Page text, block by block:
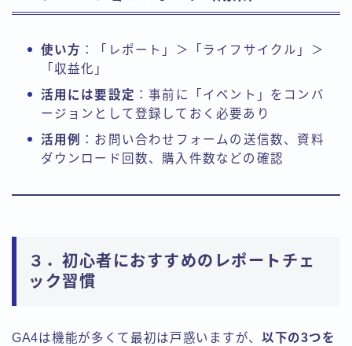
使い方 ：「レポート」＞「ライフサイクル」＞
「収益化」
活用には要設定 ：事前に「イベント」をコンバ
ージョンとして登録しておく必要あり
活用例
：お問い合わせフォームの送信数、資料
ダウンロード回数、購入件数などの確認
３．初心者におすすめのレポートチェ
ック習慣
GA4は機能が多くて最初は戸惑いますが、 以下の3つを